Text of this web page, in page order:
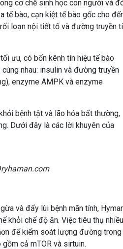
cơ chế sinh học con người và
tế bào, cạn kiệt tế bào gốc cho
loạn nội tiết tố và đường truyền
ưu, có bốn kênh tín hiệu tế bào
nhau: insulin và đường truyền
enzyme AMPK và enzyme
bệnh tật và lão hóa bất thường,
Dưới đây là các lời khuyên của
và đẩy lùi bệnh mãn tính,
khỏi chế độ ăn. Việc tiêu thụ nhiều
để kiểm soát lượng đường trong
cả mTOR và sirtuin.